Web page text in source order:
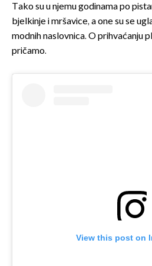
Tako su u njemu godinama po
bjelkinje i mršavice, a one su se
modnih naslovnica. O prihvaćanju
pričamo.
View this post on